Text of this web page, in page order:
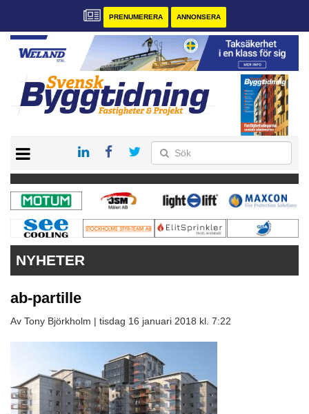
PRENUMERERA ANNONSERA
PRENUMERERA
VÅRA ANDRA MAGASIN
ANNONSERA
KONTAKT
NYHETER
ab-partille
Av Tony Björkholm | tisdag 16 januari 2018 kl. 7:22